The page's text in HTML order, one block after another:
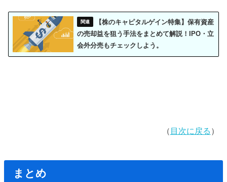
【株のキャピタルゲイン特集】保有資産
の売却益を狙う手法をまとめて解説！IPO・立
会外分売もチェックしよう。
（ 目次に戻る ）
まとめ